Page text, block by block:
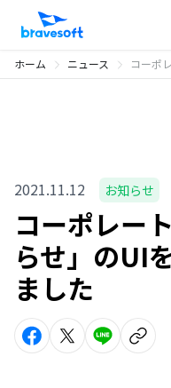
ホーム ニュース コーポレ
2021.11.12 お知らせ
コーポレー
らせ」のUI
ました